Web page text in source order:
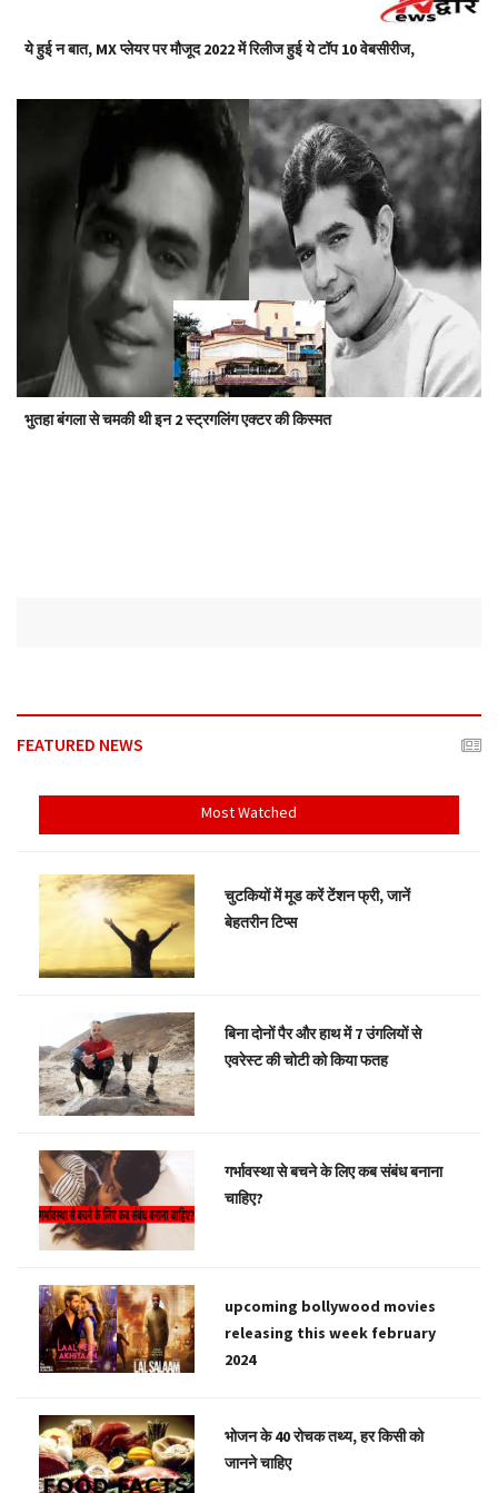
ये हुई न बात, MX प्लेयर पर मौजूद 2022 में रिलीज हुई ये टॉप 10 वेबसीरीज,
भुतहा बंगला से चमकी थी इन 2 स्ट्रगलिंग एक्टर की किस्मत
FEATURED NEWS
Most Watched
चुटकियों में मूड करें टेंशन फ्री, जानें
बेहतरीन टिप्स
बिना दोनों पैर और हाथ में 7 उंगलियों से
एवरेस्ट की चोटी को किया फतह
गर्भावस्था से बचने के लिए कब संबंध बनाना
चाहिए?
upcoming bollywood movies
releasing this week february
2024
भोजन के 40 रोचक तथ्य, हर किसी को
जानने चाहिए